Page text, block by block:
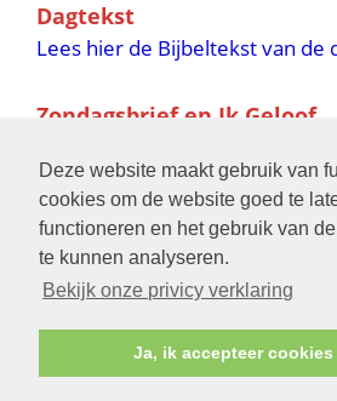
Deze website maakt gebruik van
cookies om de website goed te
functioneren en het gebruik van
te kunnen analyseren.
Bekijk onze privicy verklaring
Ja, ik accepteer cookies
Dagtekst
Lees hier de Bijbeltekst van de
Zondagsbrief en Ik Geloof
de verschijningsdata in 2025
Bijbelschool